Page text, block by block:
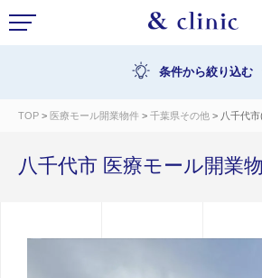
条件から絞り込む
TOP > 医療モール開業物件 > 千葉県その他 > 八千代市
八千代市 医療モール開業